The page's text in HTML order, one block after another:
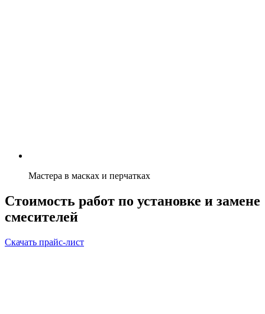
Мастера в масках и перчатках
Стоимость работ по установке и замене
смесителей
Скачать прайс-лист